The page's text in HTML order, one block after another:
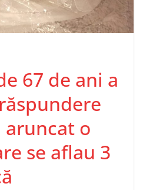
67 de ani a
aruncat o
se aflau 3